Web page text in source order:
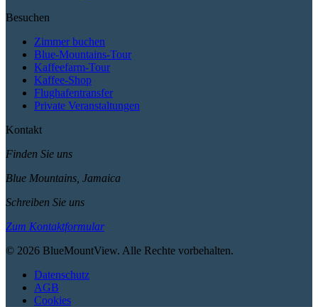
Besuchen
Zimmer buchen
Blue-Mountains-Tour
Kaffeefarm-Tour
Kaffee-Shop
Flughafentransfer
Private Veranstaltungen
Kontakt
Finden Sie uns
Blue Mountains, Jamaica
Schreiben Sie uns
Zum Kontaktformular
© 2026 BlueMountView. Alle Rechte vorbehalten.
Datenschutz
AGB
Cookies